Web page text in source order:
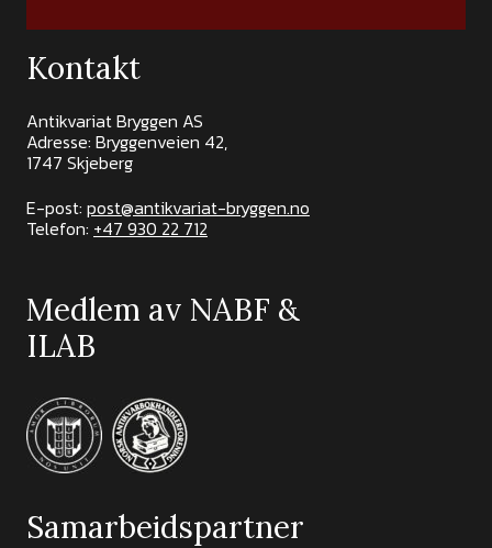
Kontakt
Antikvariat Bryggen AS
Adresse: Bryggenveien 42,
1747 Skjeberg
E-post: post@antikvariat-bryggen.no
Telefon: +47 930 22 712
Medlem av NABF &
ILAB
Samarbeidspartner